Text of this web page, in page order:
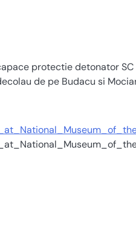
protectie detonator
de pe Budacu si